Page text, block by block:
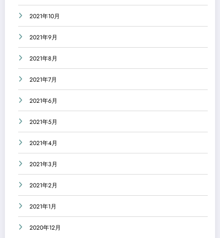
2021年10月
2021年9月
2021年8月
2021年7月
2021年6月
2021年5月
2021年4月
2021年3月
2021年2月
2021年1月
2020年12月